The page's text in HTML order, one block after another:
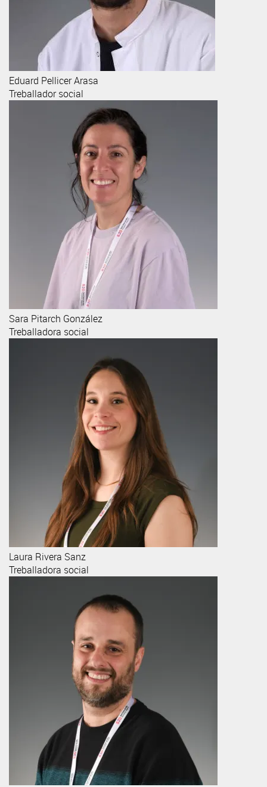
Eduard Pellicer Arasa
Treballador social
Sara Pitarch González
Treballadora social
Laura Rivera Sanz
Treballadora social